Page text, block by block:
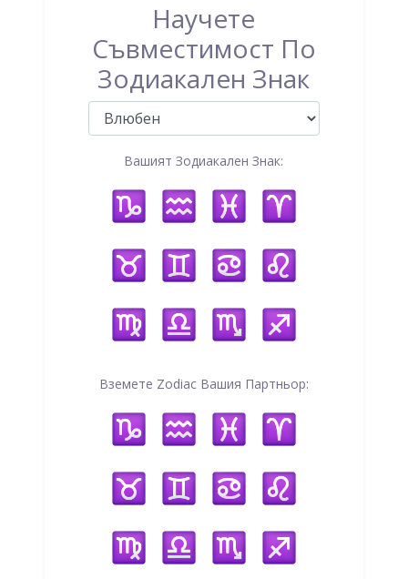
Научете
Съвместимост По
Зодиакален Знак
Вашият Зодиакален Знак:
Вземете Zodiac Вашия Партньор: